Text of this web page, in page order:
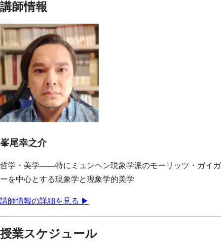
講師情報
峯尾幸之介
哲学・美学——特にミュンヘン現象学派のモーリッツ・ガイガ
ーを中心とする現象学と現象学的美学
講師情報の詳細を見る ▶
授業スケジュール